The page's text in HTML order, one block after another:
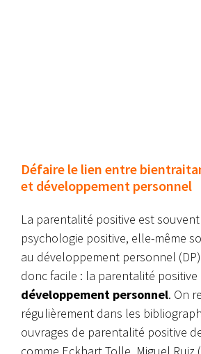
Défaire le lien entre
et développement personnel
La parentalité positive est
psychologie positive, elle-même
au développement personnel
donc facile : la parentalité
développement personnel. On
régulièrement dans les
ouvrages de parentalité positive